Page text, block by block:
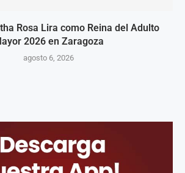
Rosa Lira como Reina del Adulto
2026 en Zaragoza
agosto 6, 2026